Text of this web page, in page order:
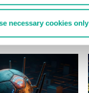
necessary cookies only